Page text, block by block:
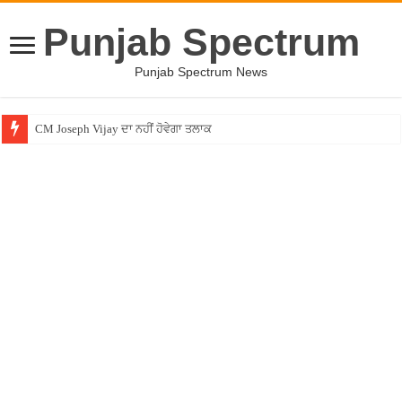
Punjab Spectrum
Punjab Spectrum News
CM Joseph Vijay ਦਾ ਨਹੀਂ ਹੋਵੇਗਾ ਤਲਾਕ